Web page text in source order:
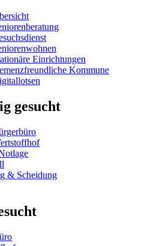
Einrichtungen
Kommune
gesucht
& Scheidung